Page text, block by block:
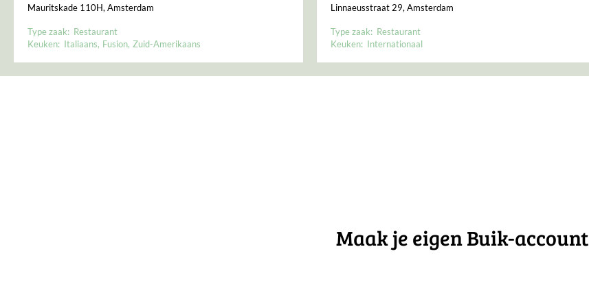
Mauritskade 110H, Amsterdam
Type zaak: Restaurant
Keuken: Italiaans Fusion Zuid-Amerikaans
Linnaeusstraat 29, Amsterdam
Type zaak: Restaurant
Keuken: Internationaal
Maak je eigen Buik-account